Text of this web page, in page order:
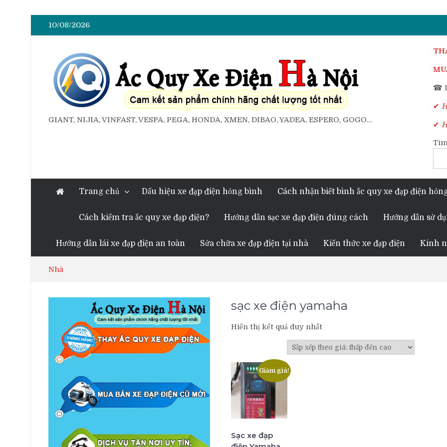
10/08/2026
GIANT, NIJIA, VINFAST, VESPA, PEGA, HONDA, XMEN, DIBAO, YADEA, ESPERO, GOGO…
☎
✔
✔
Trang chủ Dấu hiệu xe đạp điện hỏng bình Cách nhận biết bình ắc quy xe đạp điện
Cách kiểm tra ắc quy xe đạp điện? Hướng dẫn sạc xe đạp điện đúng cách Hướng dẫn sử
Hướng dẫn lái xe đạp điện an toàn Sửa chữa xe đạp điện tại nhà Kiến thức xe đạp điện Kinh
Nhà
sạc xe điện yamaha
Hiển thị kết quả duy nhất
Giảm giá!
Sạc xe đạp